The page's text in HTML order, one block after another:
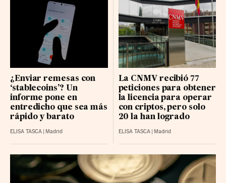
¿Enviar remesas con
‘stablecoins’? Un
informe pone en
entredicho que sea más
rápido y barato
ELISA TASCA Madrid
La CNMV recibió 77
peticiones para obtener
la licencia para operar
con criptos, pero solo
20 la han logrado
ELISA TASCA Madrid